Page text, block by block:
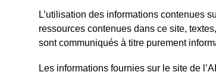
L’utilisation des informations contenues
ressources contenues dans ce site,
sont communiqués à titre purement
Les informations fournies sur le site de